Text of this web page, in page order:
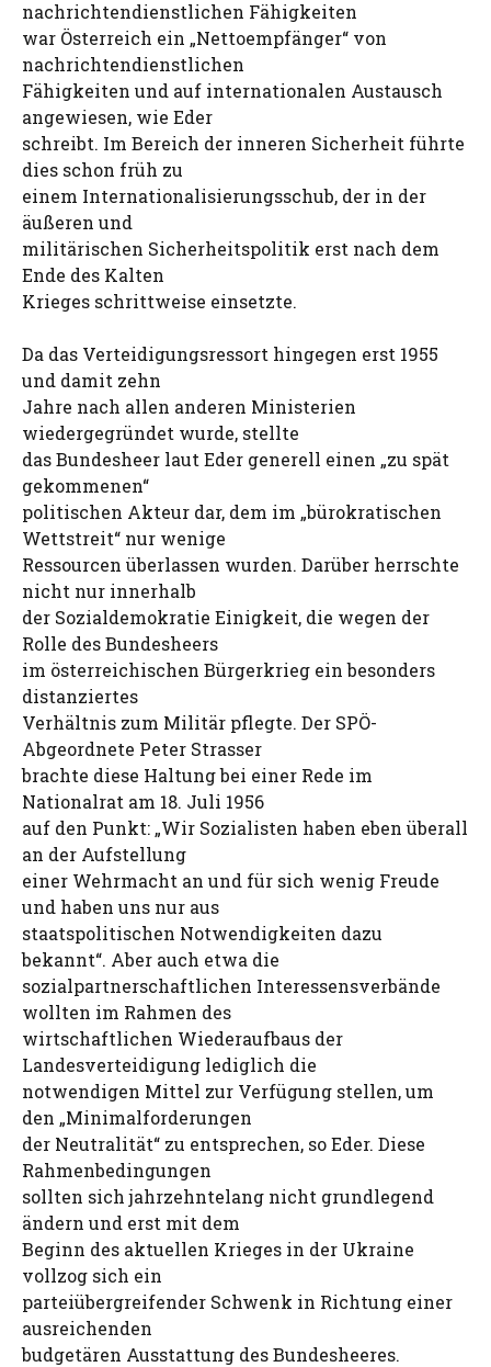
nachrichtendienstlichen Fähigkeiten
war Österreich ein „Nettoempfänger“ von
nachrichtendienstlichen
Fähigkeiten und auf internationalen Austausch
angewiesen, wie Eder
schreibt. Im Bereich der inneren Sicherheit führte
dies schon früh zu
einem Internationalisierungsschub, der in der
äußeren und
militärischen Sicherheitspolitik erst nach dem
Ende des Kalten
Krieges schrittweise einsetzte.
Da das Verteidigungsressort hingegen erst 1955
und damit zehn
Jahre nach allen anderen Ministerien
wiedergegründet wurde, stellte
das Bundesheer laut Eder generell einen „zu spät
gekommenen“
politischen Akteur dar, dem im „bürokratischen
Wettstreit“ nur wenige
Ressourcen überlassen wurden. Darüber herrschte
nicht nur innerhalb
der Sozialdemokratie Einigkeit, die wegen der
Rolle des Bundesheers
im österreichischen Bürgerkrieg ein besonders
distanziertes
Verhältnis zum Militär pflegte. Der SPÖ-
Abgeordnete Peter Strasser
brachte diese Haltung bei einer Rede im
Nationalrat am 18. Juli 1956
auf den Punkt: „Wir Sozialisten haben eben überall
an der Aufstellung
einer Wehrmacht an und für sich wenig Freude
und haben uns nur aus
staatspolitischen Notwendigkeiten dazu
bekannt“. Aber auch etwa die
sozialpartnerschaftlichen Interessensverbände
wollten im Rahmen des
wirtschaftlichen Wiederaufbaus der
Landesverteidigung lediglich die
notwendigen Mittel zur Verfügung stellen, um
den „Minimalforderungen
der Neutralität“ zu entsprechen, so Eder. Diese
Rahmenbedingungen
sollten sich jahrzehntelang nicht grundlegend
ändern und erst mit dem
Beginn des aktuellen Krieges in der Ukraine
vollzog sich ein
parteiübergreifender Schwenk in Richtung einer
ausreichenden
budgetären Ausstattung des Bundesheeres.